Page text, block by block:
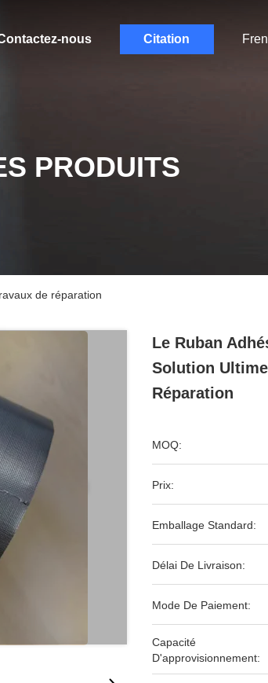
nous Citation
PRODUITS
de réparation
Le Ruban
Solution
Réparation
MOQ:
Prix:
Emballage Standard:
Délai De Livraison:
Mode De Paiement:
Capacité
D'approvisionnement: